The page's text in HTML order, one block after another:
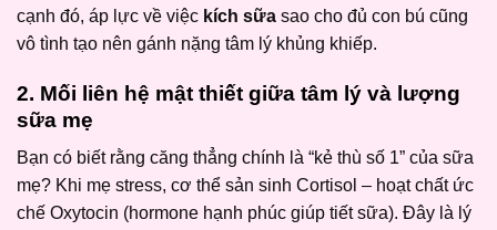
cạnh đó, áp lực về việc kích sữa sao cho đủ con bú cũng
vô tình tạo nên gánh nặng tâm lý khủng khiếp.
2. Mối liên hệ mật thiết giữa tâm lý và lượng
sữa mẹ
Bạn có biết rằng căng thẳng chính là “kẻ thù số 1” của sữa
mẹ? Khi mẹ stress, cơ thể sản sinh Cortisol – hoạt chất ức
chế Oxytocin (hormone hạnh phúc giúp tiết sữa). Đây là lý